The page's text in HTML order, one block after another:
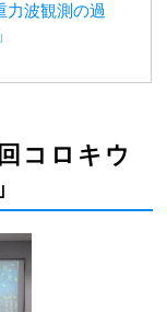
力波観測の過
コロキウ